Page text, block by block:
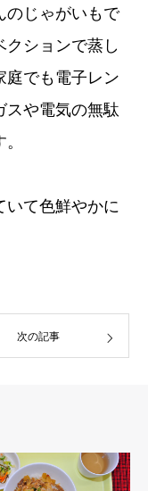
のじゃがいもで
ションで蒸し
庭でも電子レン
スや電気の無駄
いて色鮮やかに
次の記事